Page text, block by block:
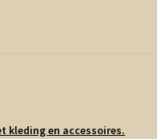
kleding en accessoires.